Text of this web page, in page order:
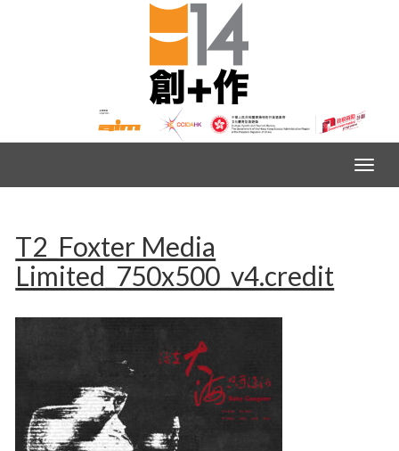
T2_Foxter Media
Limited_750x500_v4.credit